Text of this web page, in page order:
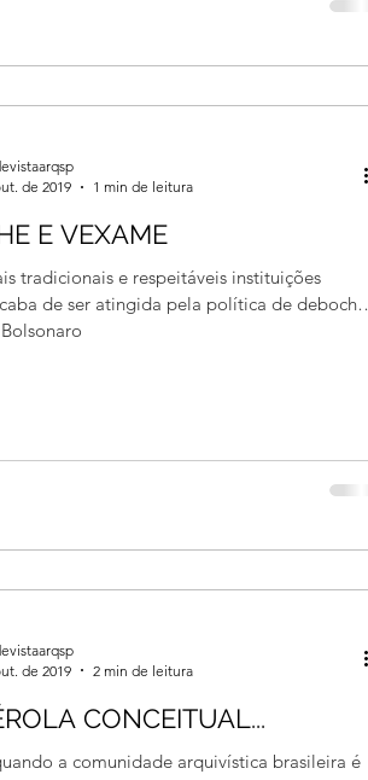
de 2019
1 min de leitura
E VEXAME
tradicionais e respeitáveis instituições
de ser atingida pela política de deboche
de 2019
2 min de leitura
CONCEITUAL...
a comunidade arquivística brasileira é